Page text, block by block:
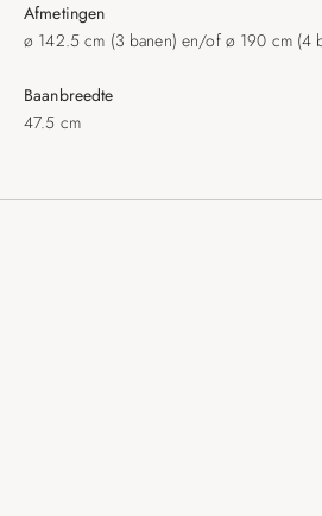
Afmetingen
ø 142.5 cm (3 banen) en/of ø 190 cm (4
Baanbreedte
47.5 cm